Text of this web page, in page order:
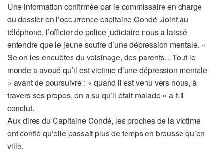
Une information confirmée par le commissaire en charge
du dossier en l’occurrence capitaine Condé .Joint au
téléphone, l’officier de police judiciaire nous a laissé
entendre que le jeune soufre d’une dépression mentale. «
Selon les enquêtes du voisinage, des parents…Tout le
monde a avoué qu’il est victime d’une dépression mentale
» avant de poursuivre : « quand il est venu vers nous, à
travers ses propos, on a su qu’il était malade » a-t-il
conclut.
Aux dires du Capitaine Condé, les proches de la victime
ont confié qu’elle passait plus de temps en brousse qu’en
ville.